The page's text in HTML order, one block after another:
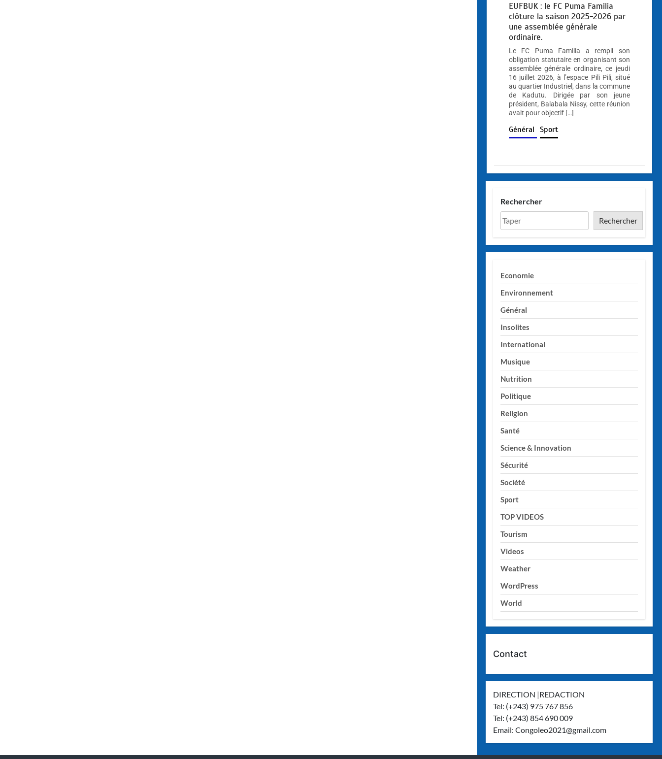
EUFBUK : le FC Puma Familia
clôture la saison 2025-2026 par
une assemblée générale
ordinaire.
Le FC Puma Familia a rempli son
obligation statutaire en organisant son
assemblée générale ordinaire, ce jeudi
16 juillet 2026, à l’espace Pili Pili, situé
au quartier Industriel, dans la commune
de Kadutu. Dirigée par son jeune
président, Balabala Nissy, cette réunion
avait pour objectif […]
Général Sport
Rechercher
Rechercher
Economie
Environnement
Général
Insolites
International
Musique
Nutrition
Politique
Religion
Santé
Science & Innovation
Sécurité
Société
Sport
TOP VIDEOS
Tourism
Videos
Weather
WordPress
World
Contact
DIRECTION |REDACTION
Tel: (+243) 975 767 856
Tel: (+243) 854 690 009
Email:Congoleo2021@gmail.com